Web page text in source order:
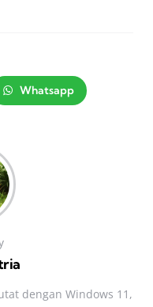
Whatsapp
dengan Windows 11,